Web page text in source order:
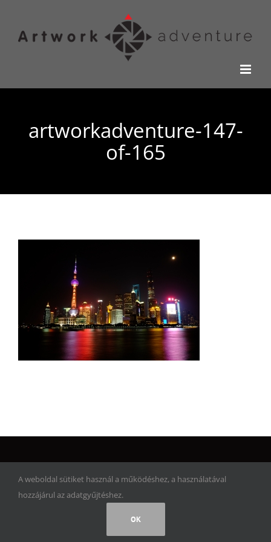
artworkadventure-147-
of-165
FacebookInstagram
A weboldal sütiket használ a működéshez, a használatával
hozzájárul az adatgyűjtéshez.
OK